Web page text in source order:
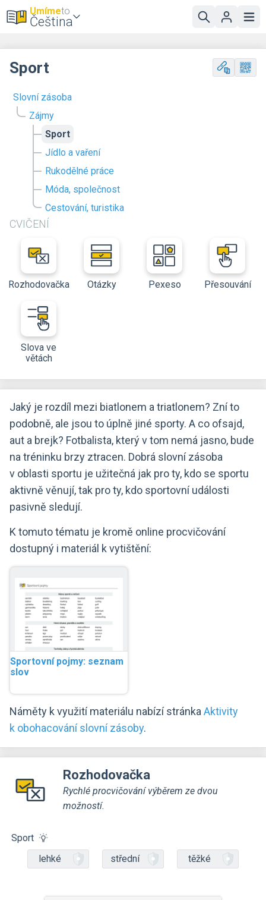
Umímeto
Čeština
Slovní zásoba
Zájmy
Sport
Jídlo a vaření
Rukodělné práce
Móda, společnost
Cestování, turistika
CVIČENÍ
Rozhodovačka Otázky Pexeso Přesouvání
Slova ve
větách
Sport
Jaký je rozdíl mezi biatlonem a triatlonem? Zní to
podobně, ale jsou to úplně jiné sporty. A co ofsajd,
aut a brejk? Fotbalista, který v tom nemá jasno, bude
na tréninku brzy ztracen. Dobrá slovní zásoba
v oblasti sportu je užitečná jak pro ty, kdo se sportu
aktivně věnují, tak pro ty, kdo sportovní události
pasivně sledují.
K tomuto tématu je kromě online procvičování
dostupný i materiál k vytištění:
Sportovní pojmy: seznam
slov
Náměty k využití materiálu nabízí stránka Aktivity
k obohacování slovní zásoby.
Rozhodovačka
Rychlé procvičování výběrem ze dvou
možností.
Sport
lehké
střední těžké